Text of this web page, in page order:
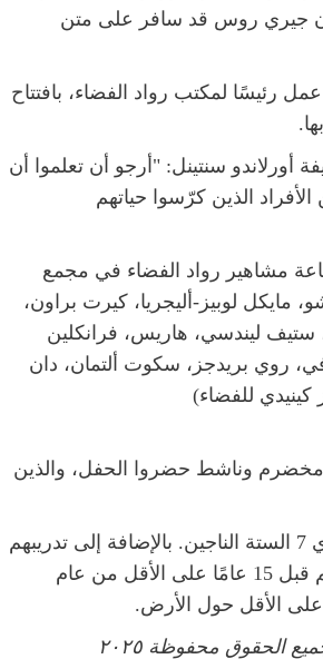
وكان جيري روس قد سافر على متن
في عام 2015، ومثل ويتسون، عمل رئيسًا لمكتب رواد الفضاء، بافتتاح
سنتينل: "أرجو أن تعلموا أن
الذين كرّسوا حياتهم
أعضاء قاعة مشاهير رواد الفضاء في مجمع
اليمين: برنارد شو، مايكل لوبيز-أليجريا، كيرت براون،
ستيف ليندسي، هاريس، فرانكلين
روي بريدجز، سكوت ألتمان، دان
للفضاء)
ورومينجر من بين أكثر من 30 رائد فضاء مخضرم وناشط حضروا الحفل، والذين
تم اقتراح إنشاء القاعة قبل أكثر من 30 عامًا من قِبل رواد فضاء ميركوري 7 الستة الناجين. بالإضافة إلى تدريبهم
في ناسا، يشترط على المرشحين اليوم أن يكونوا قد قاموا بأول رحلة لهم قبل 15 عامًا على الأقل من عام
على الأقل حول الأرض.
. جميع الحقوق محفوظة ٢٠٢٥